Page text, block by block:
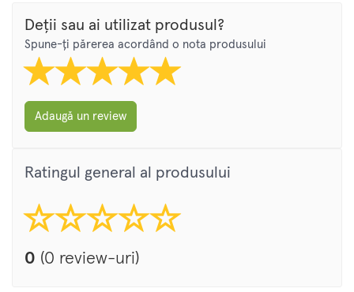
Deții sau ai utilizat produsul?
Spune-ți părerea acordând o nota produsului
Adaugă un review
Ratingul general al produsului
0 (0 review-uri)